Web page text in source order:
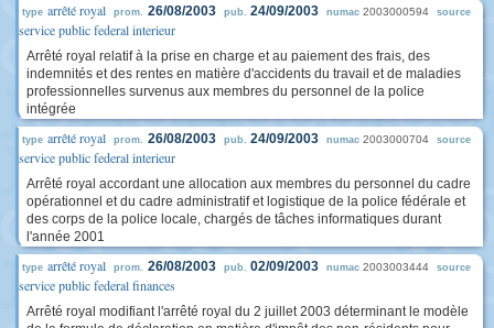
type arrêté royal prom. 26/08/2003 pub. 24/09/2003 numac 2003000594 source
service public federal interieur
Arrêté royal relatif à la prise en charge et au paiement des frais, des
indemnités et des rentes en matière d'accidents du travail et de maladies
professionnelles survenus aux membres du personnel de la police
intégrée
type arrêté royal prom. 26/08/2003 pub. 24/09/2003 numac 2003000704 source
service public federal interieur
Arrêté royal accordant une allocation aux membres du personnel du cadre
opérationnel et du cadre administratif et logistique de la police fédérale et
des corps de la police locale, chargés de tâches informatiques durant
l'année 2001
type arrêté royal prom. 26/08/2003 pub. 02/09/2003 numac 2003003444 source
service public federal finances
Arrêté royal modifiant l'arrêté royal du 2 juillet 2003 déterminant le modèle